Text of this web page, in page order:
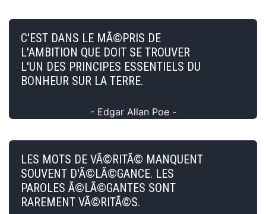
C'EST DANS LE MÃ©PRIS DE
L'AMBITION QUE DOIT SE TROUVER
L'UN DES PRINCIPES ESSENTIELS DU
BONHEUR SUR LA TERRE.
- Edgar Allan Poe -
LES MOTS DE VÃ©RITÃ© MANQUENT
SOUVENT D'Ã©LÃ©GANCE. LES
PAROLES Ã©LÃ©GANTES SONT
RAREMENT VÃ©RITÃ©S.